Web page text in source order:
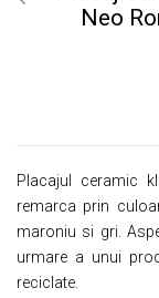
Neo
Placajul ceramic
remarca prin
maroniu si gri.
urmare a unui
reciclate.